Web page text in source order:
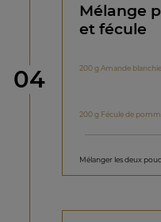
étape
04
Mélange
et fécule
200 g Amande
200 g Fécule de
Mélanger les deux